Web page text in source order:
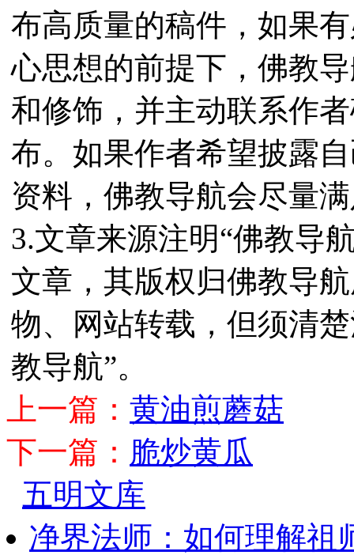
布高质量的稿件，如果
心思想的前提下，佛教
和修饰，并主动联系作
布。如果作者希望披露
资料，佛教导航会尽量
3.文章来源注明“佛教导
文章，其版权归佛教导
物、网站转载，但须清
教导航”。
上一篇： 黄油煎蘑菇
下一篇： 脆炒黄瓜
五明文库
净界法师：如何理解祖